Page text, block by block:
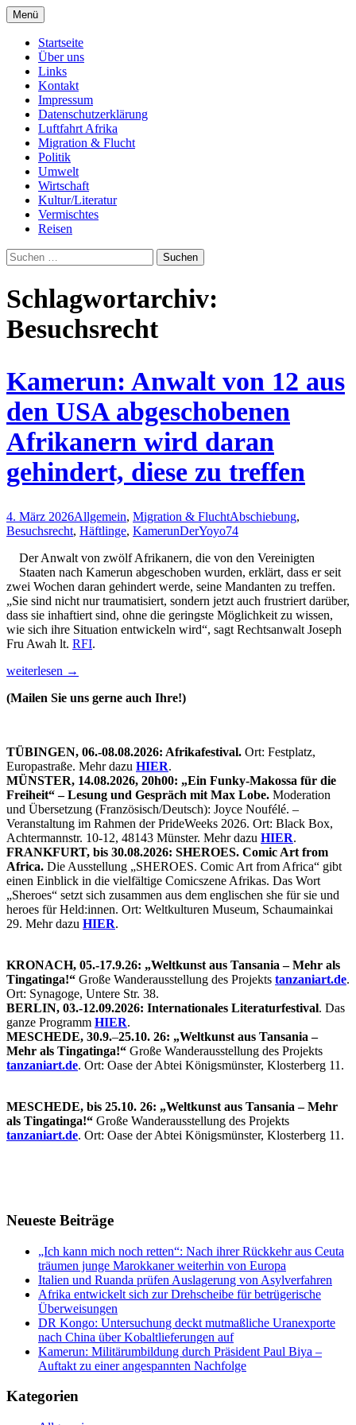
Zum
Inhalt
springen
AFRICA live
Afrika
Menü
Startseite
Über uns
Links
Kontakt
Impressum
Datenschutzerklärung
Luftfahrt Afrika
Migration & Flucht
Politik
Umwelt
Wirtschaft
Kultur/Literatur
Vermischtes
Reisen
Suchen
nach:
Schlagwortarchiv:
Besuchsrecht
Kamerun: Anwalt von 12 aus
den USA abgeschobenen
Afrikanern wird daran
gehindert, diese zu treffen
4. März 2026Allgemein, Migration & FluchtAbschiebung,
Besuchsrecht, Häftlinge, KamerunDerYoyo74
Der Anwalt von zwölf Afrikanern, die von den Vereinigten
Staaten nach Kamerun abgeschoben wurden, erklärt, dass er seit
zwei Wochen daran gehindert werde, seine Mandanten zu treffen.
„Sie sind nicht nur traumatisiert, sondern jetzt auch frustriert darüber,
dass sie inhaftiert sind, ohne die geringste Möglichkeit zu wissen,
wie sich ihre Situation entwickeln wird“, sagt Rechtsanwalt Joseph
Fru Awah lt. RFI.
Kamerun:
von
USA
abgeschobenen
Afrikanern
wird
daran
gehindert,
diese
zu
treffen
weiterlesen →
(Mailen Sie uns gerne auch Ihre!)
TÜBINGEN, 06.-08.08.2026: Afrikafestival. Ort: Festplatz,
Europastraße. Mehr dazu HIER.
MÜNSTER, 14.08.2026, 20h00: „Ein Funky-Makossa für die
Freiheit“ – Lesung und Gespräch mit Max Lobe. Moderation
und Übersetzung (Französisch/Deutsch): Joyce Noufélé. –
Veranstaltung im Rahmen der PrideWeeks 2026. Ort: Black Box,
Achtermannstr. 10-12, 48143 Münster. Mehr dazu HIER.
FRANKFURT, bis 30.08.2026: SHEROES. Comic Art from
Africa. Die Ausstellung „SHEROES. Comic Art from Africa“ gibt
einen Einblick in die vielfältige Comicszene Afrikas. Das Wort
„Sheroes“ setzt sich zusammen aus dem englischen she für sie und
heroes für Held:innen. Ort: Weltkulturen Museum, Schaumainkai
29. Mehr dazu HIER.
KRONACH, 05.-17.9.26: „Weltkunst aus Tansania – Mehr als
Tingatinga!“ Große Wanderausstellung des Projekts tanzaniart.de.
Ort: Synagoge, Untere Str. 38.
BERLIN, 03.-12.09.2026: Internationales Literaturfestival. Das
ganze Programm HIER.
MESCHEDE, 30.9.–25.10. 26: „Weltkunst aus Tansania –
Mehr als Tingatinga!“ Große Wanderausstellung des Projekts
tanzaniart.de. Ort: Oase der Abtei Königsmünster, Klosterberg 11.
MESCHEDE, bis 25.10. 26: „Weltkunst aus Tansania – Mehr
als Tingatinga!“ Große Wanderausstellung des Projekts
tanzaniart.de. Ort: Oase der Abtei Königsmünster, Klosterberg 11.
Neueste Beiträge
„Ich kann mich noch retten“: Nach ihrer Rückkehr aus Ceuta
träumen junge Marokkaner weiterhin von Europa
Italien und Ruanda prüfen Auslagerung von Asylverfahren
Afrika entwickelt sich zur Drehscheibe für betrügerische
Überweisungen
DR Kongo: Untersuchung deckt mutmaßliche Uranexporte
nach China über Kobaltlieferungen auf
Kamerun: Militärumbildung durch Präsident Paul Biya –
Auftakt zu einer angespannten Nachfolge
Kategorien